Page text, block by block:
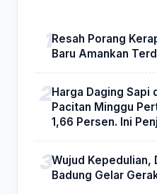
Resah Porang
Baru Amankan
Harga Daging Sapi
Pacitan Minggu
1,66 Persen. Ini
Wujud Kepedulian,
Badung Gelar